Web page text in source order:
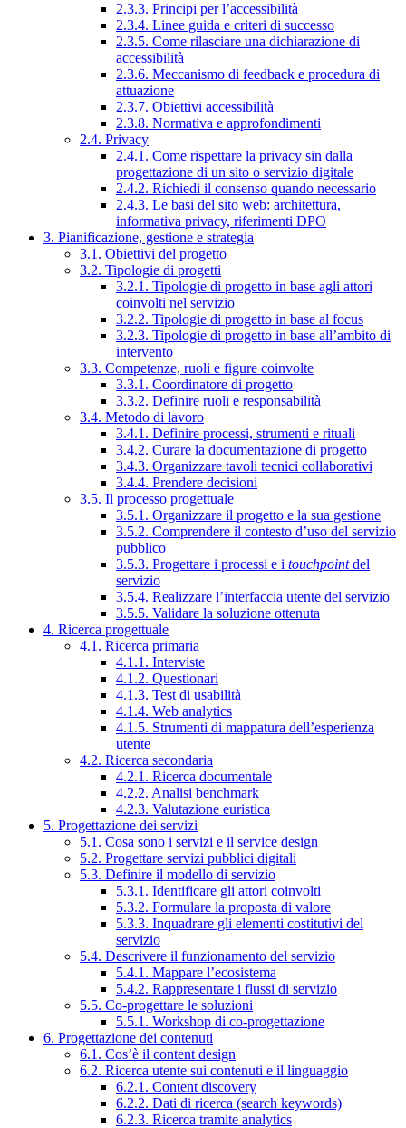
2.3.3. Principi per l’accessibilità
2.3.4. Linee guida e criteri di successo
2.3.5. Come rilasciare una dichiarazione di
accessibilità
2.3.6. Meccanismo di feedback e procedura di
attuazione
2.3.7. Obiettivi accessibilità
2.3.8. Normativa e approfondimenti
2.4. Privacy
2.4.1. Come rispettare la privacy sin dalla
progettazione di un sito o servizio digitale
2.4.2. Richiedi il consenso quando necessario
2.4.3. Le basi del sito web: architettura,
informativa privacy, riferimenti DPO
3. Pianificazione, gestione e strategia
3.1. Obiettivi del progetto
3.2. Tipologie di progetti
3.2.1. Tipologie di progetto in base agli attori
coinvolti nel servizio
3.2.2. Tipologie di progetto in base al focus
3.2.3. Tipologie di progetto in base all’ambito di
intervento
3.3. Competenze, ruoli e figure coinvolte
3.3.1. Coordinatore di progetto
3.3.2. Definire ruoli e responsabilità
3.4. Metodo di lavoro
3.4.1. Definire processi, strumenti e rituali
3.4.2. Curare la documentazione di progetto
3.4.3. Organizzare tavoli tecnici collaborativi
3.4.4. Prendere decisioni
3.5. Il processo progettuale
3.5.1. Organizzare il progetto e la sua gestione
3.5.2. Comprendere il contesto d’uso del servizio
pubblico
3.5.3. Progettare i processi e i touchpointdel
servizio
3.5.4. Realizzare l’interfaccia utente del servizio
3.5.5. Validare la soluzione ottenuta
4. Ricerca progettuale
4.1. Ricerca primaria
4.1.1. Interviste
4.1.2. Questionari
4.1.3. Test di usabilità
4.1.4. Web analytics
4.1.5. Strumenti di mappatura dell’esperienza
utente
4.2. Ricerca secondaria
4.2.1. Ricerca documentale
4.2.2. Analisi benchmark
4.2.3. Valutazione euristica
5. Progettazione dei servizi
5.1. Cosa sono i servizi e il service design
5.2. Progettare servizi pubblici digitali
5.3. Definire il modello di servizio
5.3.1. Identificare gli attori coinvolti
5.3.2. Formulare la proposta di valore
5.3.3. Inquadrare gli elementi costitutivi del
servizio
5.4. Descrivere il funzionamento del servizio
5.4.1. Mappare l’ecosistema
5.4.2. Rappresentare i flussi di servizio
5.5. Co-progettare le soluzioni
5.5.1. Workshop di co-progettazione
6. Progettazione dei contenuti
6.1. Cos’è il content design
6.2. Ricerca utente sui contenuti e il linguaggio
6.2.1. Content discovery
6.2.2. Dati di ricerca (search keywords)
6.2.3. Ricerca tramite analytics